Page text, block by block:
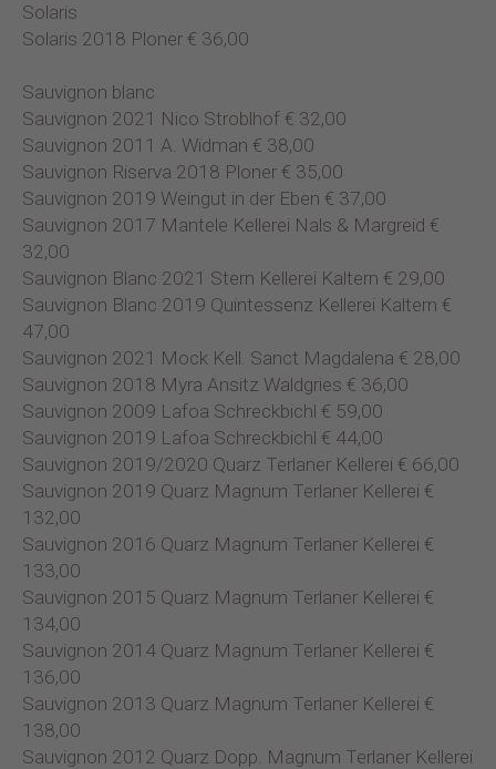
Solaris
Solaris 2018 Ploner € 36,00
Sauvignon blanc
Sauvignon 2021 Nico Stroblhof € 32,00
Sauvignon 2011 A. Widman € 38,00
Sauvignon Riserva 2018 Ploner € 35,00
Sauvignon 2019 Weingut in der Eben € 37,00
Sauvignon 2017 Mantele Kellerei Nals & Margreid €
32,00
Sauvignon Blanc 2021 Stern Kellerei Kaltern € 29,00
Sauvignon Blanc 2019 Quintessenz Kellerei Kaltern €
47,00
Sauvignon 2021 Mock Kell. Sanct Magdalena € 28,00
Sauvignon 2018 Myra Ansitz Waldgries € 36,00
Sauvignon 2009 Lafoa Schreckbichl € 59,00
Sauvignon 2019 Lafoa Schreckbichl € 44,00
Sauvignon 2019/2020 Quarz Terlaner Kellerei € 66,00
Sauvignon 2019 Quarz Magnum Terlaner Kellerei €
132,00
Sauvignon 2016 Quarz Magnum Terlaner Kellerei €
133,00
Sauvignon 2015 Quarz Magnum Terlaner Kellerei €
134,00
Sauvignon 2014 Quarz Magnum Terlaner Kellerei €
136,00
Sauvignon 2013 Quarz Magnum Terlaner Kellerei €
138,00
Sauvignon 2012 Quarz Dopp. Magnum Terlaner Kellerei